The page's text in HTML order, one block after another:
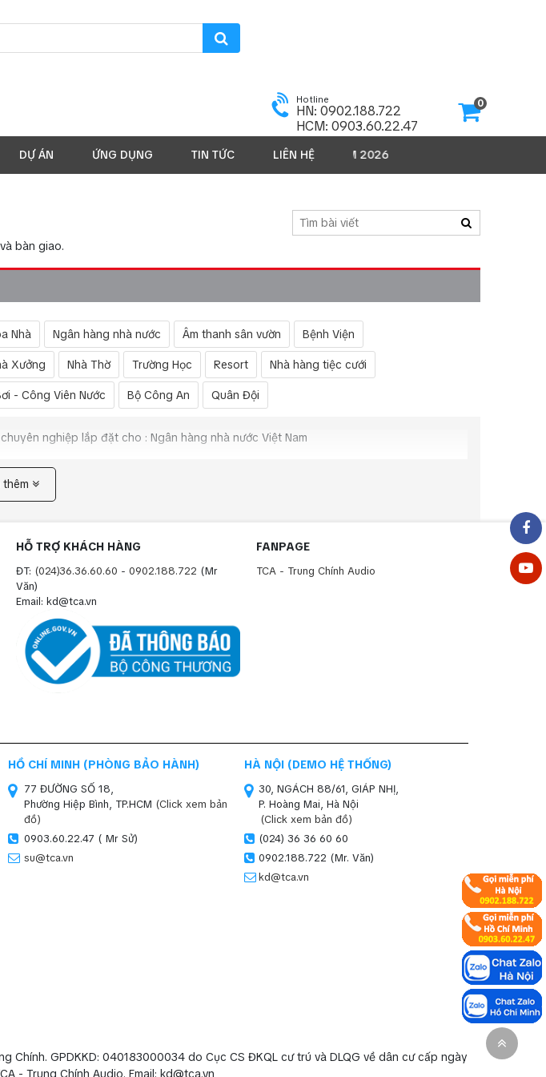
Hotline
HN: 0902.188.722
HCM: 0903.60.22.47
0
DỰ ÁN ỨNG DỤNG TIN TỨC LIÊN HỆ
SẢN PHẨM 2026
bàn giao.
Nhà Ngân hàng nhà nước Âm thanh sân vườn Bệnh Viện
Xưởng Nhà Thờ Trường Học Resort Nhà hàng tiệc cưới
- Công Viên Nước Bộ Công An Quân Đội
nghiệp lắp đặt cho : Ngân hàng nhà nước Việt Nam
thêm
HỖ TRỢ KHÁCH HÀNG
ĐT: (024)36.36.60.60 - 0902.188.722 (Mr
Văn)
Email: kd@tca.vn
FANPAGE
TCA - Trung Chính Audio
HỒ CHÍ MINH (PHÒNG BẢO HÀNH)
77 ĐƯỜNG SỐ 18,
Phường Hiệp Bình, TP.HCM (Click xem bản
đồ)
0903.60.22.47 ( Mr Sử)
su@tca.vn
HÀ NỘI (DEMO HỆ THỐNG)
30, NGÁCH 88/61, GIÁP NHỊ,
P. Hoàng Mai, Hà Nội
(Click xem bản đồ)
(024) 36 36 60 60
0902.188.722 (Mr. Văn)
kd@tca.vn
GPDKKD: 040183000034 do Cục CS ĐKQL cư trú và DLQG về dân cư cấp ngày
- Trung Chính Audio. Email: kd@tca.vn